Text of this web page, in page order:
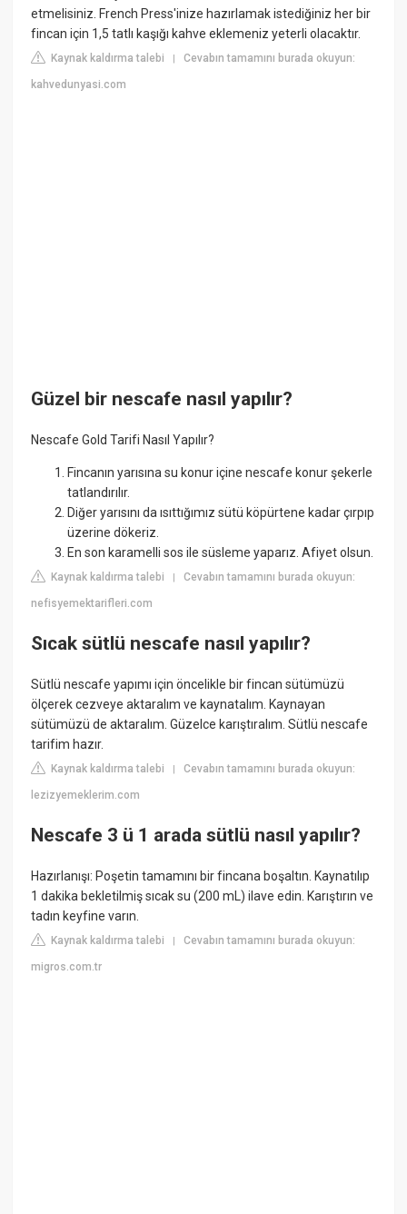
etmelisiniz. French Press'inize hazırlamak istediğiniz her bir
fincan için 1,5 tatlı kaşığı kahve eklemeniz yeterli olacaktır.
Kaynak kaldırma talebi |Cevabın tamamını burada okuyun:
kahvedunyasi.com
Güzel bir nescafe nasıl yapılır?
Nescafe Gold Tarifi Nasıl Yapılır?
Fincanın yarısına su konur içine nescafe konur şekerle
tatlandırılır.
Diğer yarısını da ısıttığımız sütü köpürtene kadar çırpıp
üzerine dökeriz.
En son karamelli sos ile süsleme yaparız. Afiyet olsun.
Kaynak kaldırma talebi |Cevabın tamamını burada okuyun:
nefisyemektarifleri.com
Sıcak sütlü nescafe nasıl yapılır?
Sütlü nescafe yapımı için öncelikle bir fincan sütümüzü
ölçerek cezveye aktaralım ve kaynatalım. Kaynayan
sütümüzü de aktaralım. Güzelce karıştıralım. Sütlü nescafe
tarifim hazır.
Kaynak kaldırma talebi |Cevabın tamamını burada okuyun:
lezizyemeklerim.com
Nescafe 3 ü 1 arada sütlü nasıl yapılır?
Hazırlanışı: Poşetin tamamını bir fincana boşaltın. Kaynatılıp
1 dakika bekletilmiş sıcak su (200 mL) ilave edin. Karıştırın ve
tadın keyfine varın.
Kaynak kaldırma talebi |Cevabın tamamını burada okuyun:
migros.com.tr